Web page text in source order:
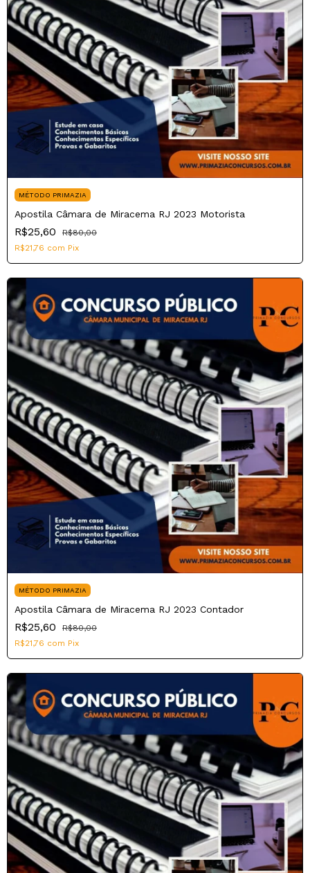
MÉTODO PRIMAZIA
Apostila Câmara de Miracema RJ 2023 Motorista
R$25,60
R$80,00
R$21,76 com Pix
MÉTODO PRIMAZIA
Apostila Câmara de Miracema RJ 2023 Contador
R$25,60
R$80,00
R$21,76 com Pix